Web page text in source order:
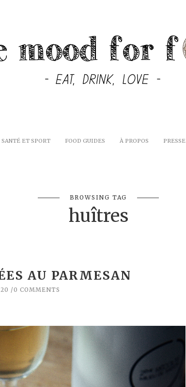
SANTÉ ET SPORT FOOD GUIDES À PROPOS PRESSE
BROWSING TAG
huîtres
AU PARMESAN
0 COMMENTS